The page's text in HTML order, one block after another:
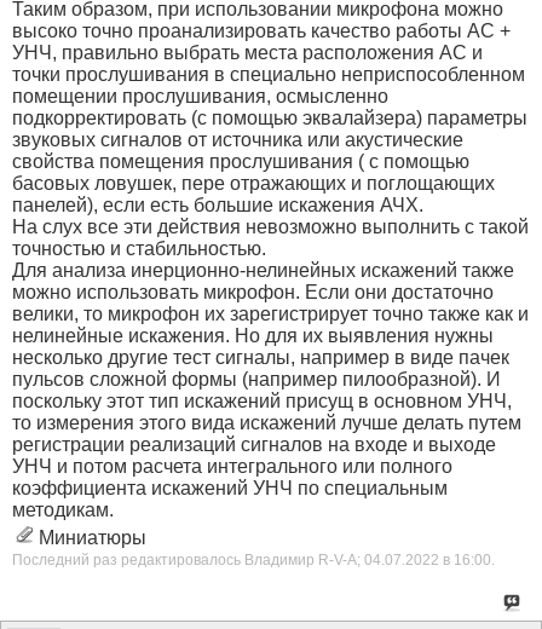
Таким образом, при использовании микрофона можно
высоко точно проанализировать качество работы АС +
УНЧ, правильно выбрать места расположения АС и
точки прослушивания в специально неприспособленном
помещении прослушивания, осмысленно
подкорректировать (с помощью эквалайзера) параметры
звуковых сигналов от источника или акустические
свойства помещения прослушивания ( с помощью
басовых ловушек, пере отражающих и поглощающих
панелей), если есть большие искажения АЧХ.
На слух все эти действия невозможно выполнить с такой
точностью и стабильностью.
Для анализа инерционно-нелинейных искажений также
можно использовать микрофон. Если они достаточно
велики, то микрофон их зарегистрирует точно также как и
нелинейные искажения. Но для их выявления нужны
несколько другие тест сигналы, например в виде пачек
пульсов сложной формы (например пилообразной). И
поскольку этот тип искажений присущ в основном УНЧ,
то измерения этого вида искажений лучше делать путем
регистрации реализаций сигналов на входе и выходе
УНЧ и потом расчета интегрального или полного
коэффициента искажений УНЧ по специальным
методикам.
Миниатюры
Последний раз редактировалось Владимир R-V-A; 04.07.2022 в 16:00.